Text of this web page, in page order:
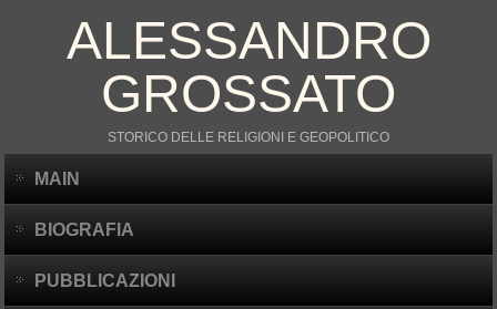
ALESSANDRO
GROSSATO
STORICO DELLE RELIGIONI E GEOPOLITICO
MAIN
BIOGRAFIA
PUBBLICAZIONI